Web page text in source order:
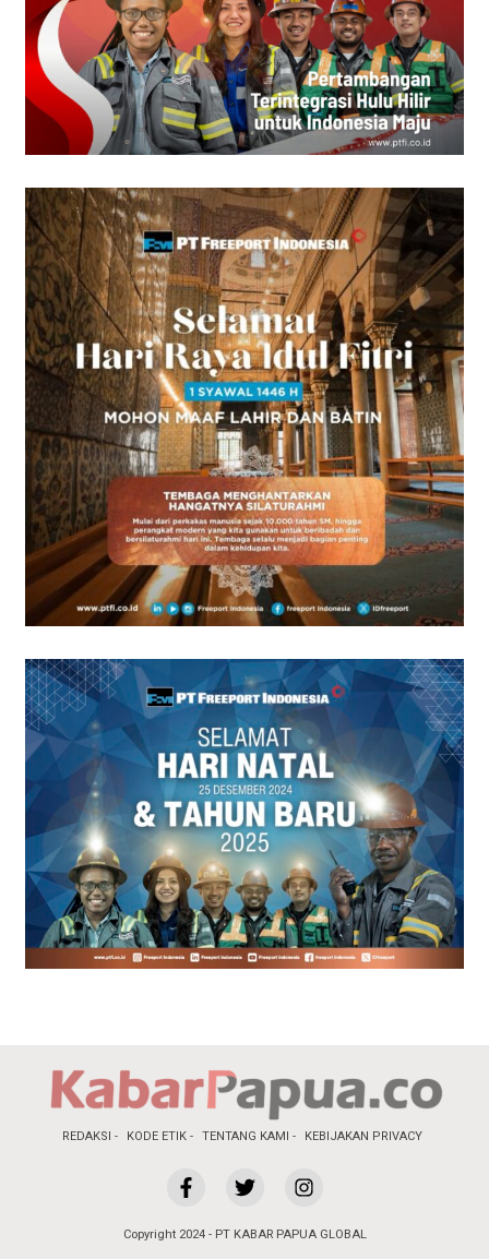
REDAKSI KODE ETIK TENTANG KAMI KEBIJAKAN PRIVACY
Copyright 2024 - PT KABAR PAPUA GLOBAL